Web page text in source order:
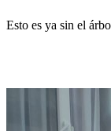
Esto es ya sin el